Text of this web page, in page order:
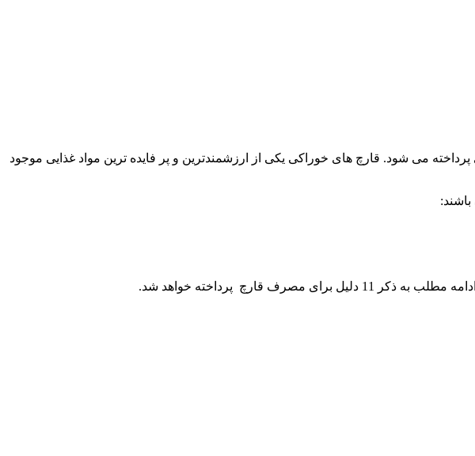
حال در ادامه مطلب به 11 دلیل برای مصرف قارچ دکمه ای پرداخته می شود. قارچ های خوراکی یکی از ارزشمندترین و پر فایده ترین مواد غذایی موجود
پرداخته خواهد شد.